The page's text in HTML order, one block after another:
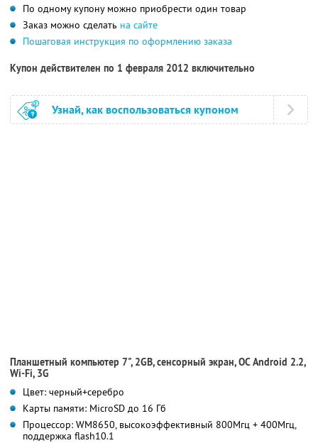
По одному купону можно приобрести один товар
Заказ можно сделать на сайте
Пошаговая инструкция по оформлению заказа
Купон действителен по 1 февраля 2012 включительно
Узнай, как воспользоваться купоном
Планшетный компьютер 7", 2GB, сенсорный экран, ОС Android 2.2,
Wi-Fi, 3G
Цвет: черный+серебро
Карты памяти: MicroSD до 16 Гб
Процессор: WM8650, высокоэффективный 800Мгц + 400Мгц,
поддержка flash10.1